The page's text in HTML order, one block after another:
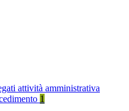
attività amministrativa
1